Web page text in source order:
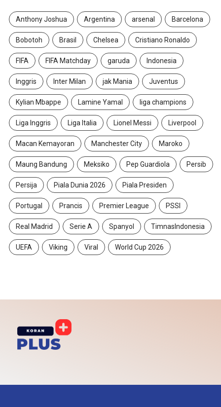
Anthony Joshua Argentina arsenal Barcelona
Bobotoh Brasil Chelsea Cristiano Ronaldo
FIFA FIFA Matchday garuda Indonesia
Inggris Inter Milan jak Mania Juventus
Kylian Mbappe Lamine Yamal liga champions
Liga Inggris Liga Italia Lionel Messi Liverpool
Macan Kemayoran Manchester City Maroko
Maung Bandung Meksiko Pep Guardiola Persib
Persija Piala Dunia 2026 Piala Presiden
Portugal Prancis Premier League PSSI
Real Madrid Serie A Spanyol TimnasIndonesia
UEFA Viking Viral World Cup 2026